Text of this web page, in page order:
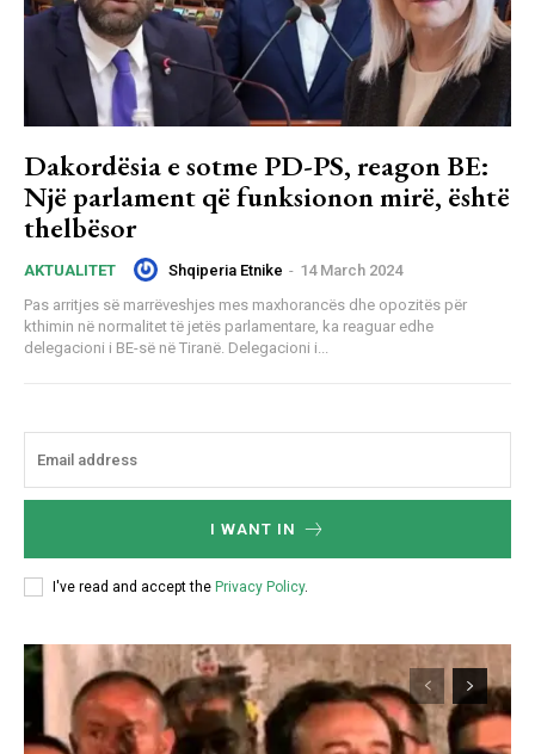
Dakordësia e sotme PD-PS, reagon BE:
Një parlament që funksionon mirë, është
thelbësor
AKTUALITET Shqiperia Etnike - 14 March 2024
Pas arritjes së marrëveshjes mes maxhorancës dhe opozitës për
kthimin në normalitet të jetës parlamentare, ka reaguar edhe
delegacioni i BE-së në Tiranë. Delegacioni i...
I WANT IN
I've read and accept the Privacy Policy.